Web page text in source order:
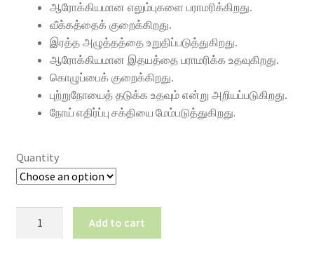
ஆரோக்கியமான எலும்புகளை பராமரிக்கிறது.
வீக்கத்தைக் குறைக்கிறது.
இரத்த அழுத்தத்தை உறுதிப்படுத்துகிறது.
ஆரோக்கியமான இதயத்தை பராமரிக்க உதவுகிறது.
கொழுப்பைக் குறைக்கிறது.
புற்றுநோயைத் தடுக்க உதவும் என்று அறியப்படுகிறது.
நோய் எதிர்ப்பு சக்தியை மேம்படுத்துகிறது.
Quantity
Add to cart